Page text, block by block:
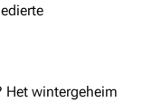
Het wintergeheim